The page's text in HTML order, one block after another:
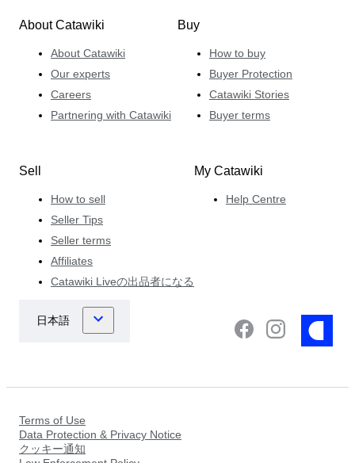
About Catawiki
About Catawiki
Our experts
Careers
Partnering with Catawiki
Buy
How to buy
Buyer Protection
Catawiki Stories
Buyer terms
Sell
How to sell
Seller Tips
Seller terms
Affiliates
Catawiki Liveの出品者になる
My Catawiki
Help Centre
Terms of Use
Data Protection & Privacy Notice
クッキー通知